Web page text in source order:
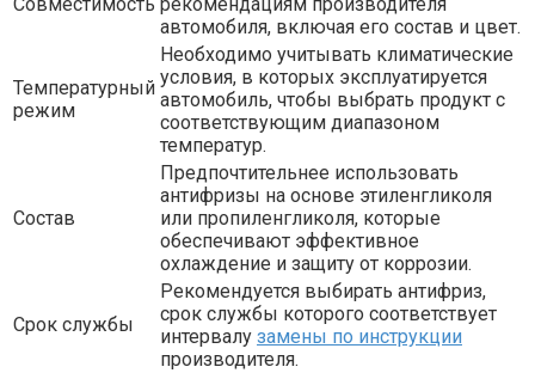
автомобиля, включая его состав и цвет.
Температурный
режим
Необходимо учитывать климатические
условия, в которых эксплуатируется
автомобиль, чтобы выбрать продукт с
соответствующим диапазоном
температур.
Состав
Предпочтительнее использовать
антифризы на основе этиленгликоля
или пропиленгликоля, которые
обеспечивают эффективное
охлаждение и защиту от коррозии.
Срок службы
Рекомендуется выбирать антифриз,
срок службы которого соответствует
интервалу замены по инструкции
производителя.